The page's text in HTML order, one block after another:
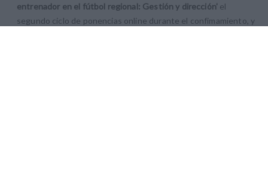
entrenador en el fútbol regional: Gestión y dirección' el
segundo ciclo de ponencias online durante el confimamiento, y